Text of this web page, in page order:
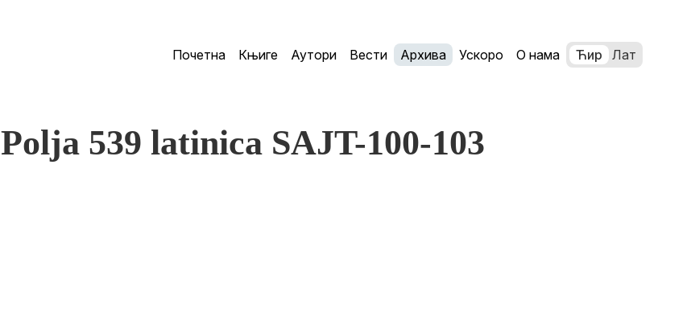
Почетна Књиге Аутори Вести Архива Ускоро О нама Ћир Лат
Polja 539 latinica SAJT-100-103